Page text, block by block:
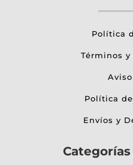
Política
Términos
Política
Envíos y